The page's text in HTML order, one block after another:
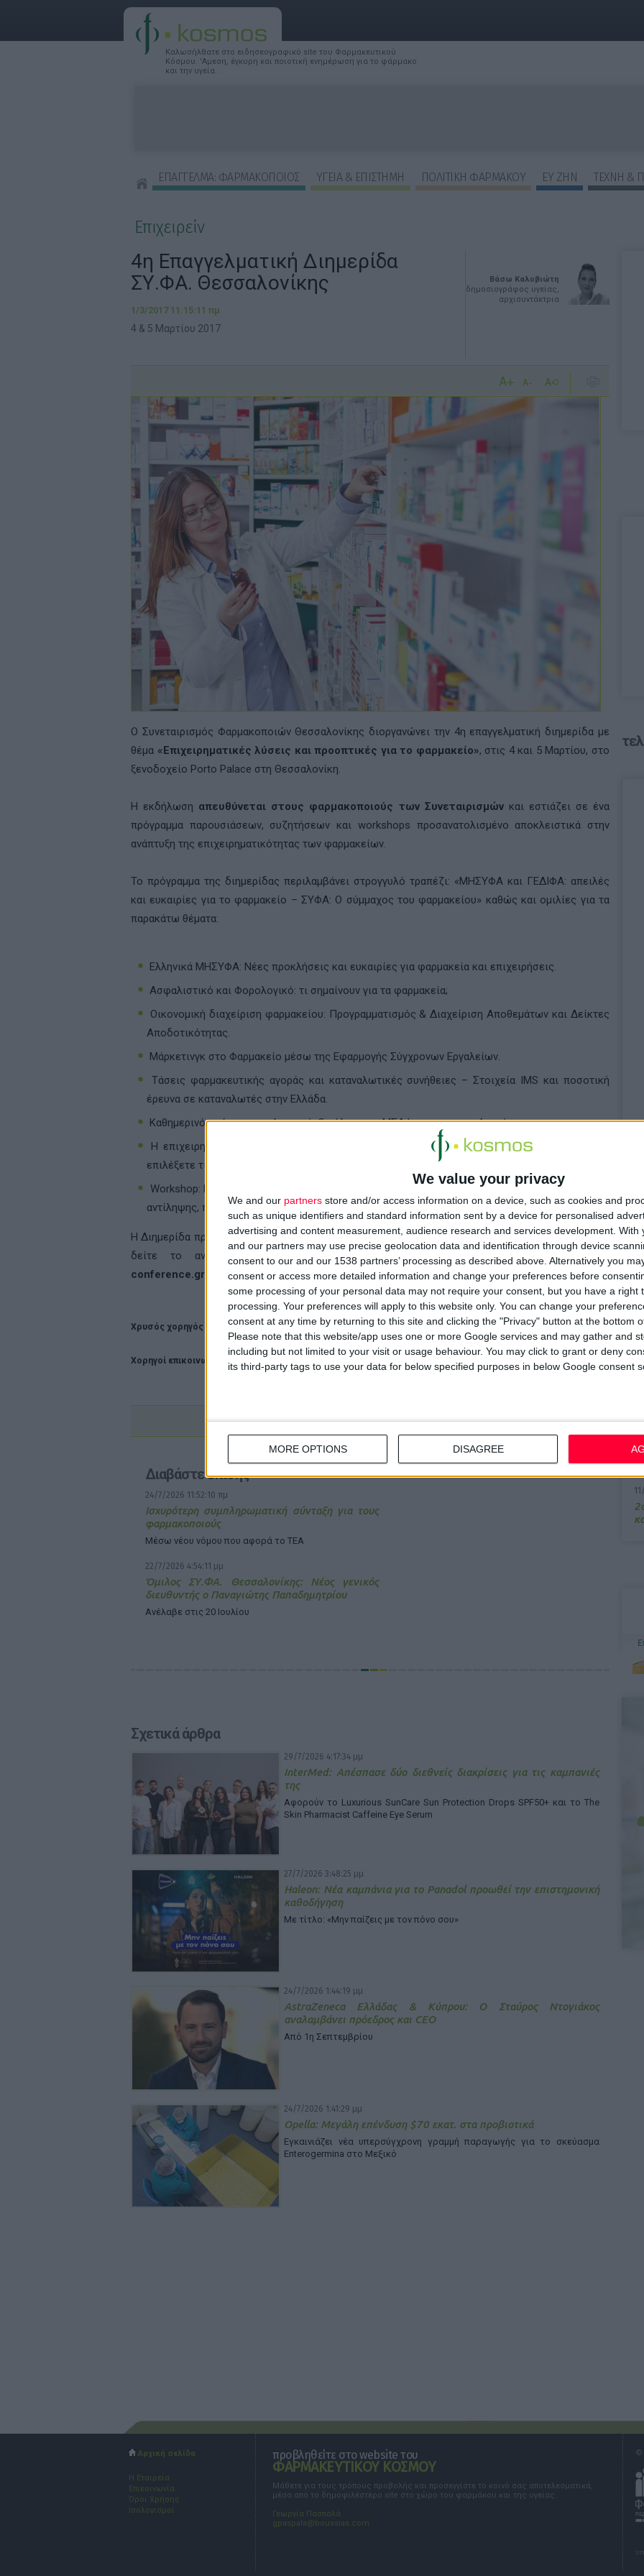
We value your privacy
We and our partners store and/or access information on a device, such as cookies and
such as unique identifiers and standard information sent by a device for personalised
advertising and content measurement, audience research and services development. With
and our partners may use precise geolocation data and identification through device
consent to our and our 1538 partners’ processing as described above. Alternatively you
consent or access more detailed information and change your preferences before
some processing of your personal data may not require your consent, but you have a right
processing. Your preferences will apply to this website only. You can change your
consent at any time by returning to this site and clicking the "Privacy" button at the bottom
Please note that this website/app uses one or more Google services and may gather and
including but not limited to your visit or usage behaviour. You may click to grant or deny
its third-party tags to use your data for below specified purposes in below Google consent
MORE OPTIONS DISAGREE
Καλωσήλθατε στο ειδησεογραφικό site του Φαρμακευτικού
Κόσμου. 'Αμεση, έγκυρη και ποιοτική ενημέρωση για το φάρμακο
και την υγεία.
ΕΠΑΓΓΕΛΜΑ: ΦΑΡΜΑΚΟΠΟΙΟΣ ΥΓΕΙΑ & ΕΠΙΣΤΗΜΗ ΠΟΛΙΤΙΚΗ ΦΑΡΜΑΚΟΥ ΕΥ ΖΗΝ
ΤΕΧΝΗ &
Επιχειρείν
Βάσω Καλυβιώτη
δημοσιογράφος υγείας,
αρχισυντάκτρια
4η Επαγγελματική Διημερίδα
ΣΥ.ΦΑ. Θεσσαλονίκης
1/3/2017 11:15:11 πμ
4 & 5 Μαρτίου 2017
Ο Συνεταιρισμός Φαρμακοποιών Θεσσαλονίκης διοργανώνει την 4η επαγγελματική διημερίδα με
θέμα «Επιχειρηματικές λύσεις και προοπτικές για το φαρμακείο», στις 4 και 5 Μαρτίου, στο
ξενοδοχείο Porto Palace στη Θεσσαλονίκη.
Η εκδήλωση απευθύνεται στους φαρμακοποιούς των Συνεταιρισμώνκαι εστιάζει σε ένα
πρόγραμμα παρουσιάσεων, συζητήσεων και workshops προσανατολισμένο αποκλειστικά στην
ανάπτυξη της επιχειρηματικότητας των φαρμακείων.
Το πρόγραμμα της διημερίδας περιλαμβάνει στρογγυλό τραπέζι: «ΜΗΣΥΦΑ και ΓΕΔΙΦΑ: απειλές
και ευκαιρίες για το φαρμακείο – ΣΥΦΑ: Ο σύμμαχος του φαρμακείου» καθώς και ομιλίες για τα
παρακάτω θέματα:
Ελληνικά ΜΗΣΥΦΑ: Νέες προκλήσεις και ευκαιρίες για φαρμακεία και επιχειρήσεις.
Ασφαλιστικό και Φορολογικό: τι σημαίνουν για τα φαρμακεία;
Οικονομική διαχείριση φαρμακείου: Προγραμματισμός & Διαχείριση Αποθεμάτων και Δείκτες
Αποδοτικότητας.
Μάρκετινγκ στο Φαρμακείο μέσω της Εφαρμογής Σύγχρονων Εργαλείων.
Τάσεις φαρμακευτικής αγοράς και καταναλωτικές συνήθειες – Στοιχεία IMS και ποσοτική
έρευνα σε καταναλωτές στην Ελλάδα.
Καθημερινός πόνος και φλεγμονή. Ο ρόλος των ΜΣΑΦ στην αντιμετώπισή τους.
Η επιχειρηματική δράση που δίνει προοπτική ανάπτυξης στο φαρμακείο. Τα μυστικά για να
επιλέξετε τις κατάλληλες σειρές συμπληρωμάτων διατροφής.
Workshop: Βιτρίνες και προβολές στους "πάγκους" ως μέσον επικοινωνίας, και όχι ως μέσον
αντίληψης, προς τους ασθενείς - πελάτες ενός Φαρμακείου.
Η Διημερίδα πραγματοποιείται υπό την αιγίδα του Φαρμακευτικού Συλλόγου Θεσσαλονίκης. Για να
δείτε το αναλυτικό πρόγραμμα της διημερίδας, επισκεφτείτε το
http://syfathess-
conference.gr/2017.
Χρυσός χορηγός Menarini Hellas
Χορηγοί επικοινωνίας Φαρμακευτικό Δελτίο, Φαρμακευτικός Κόσμος, PharmaTeam, Pharmacorner .
Διαβάστε επίσης
24/7/2026 11:52:10 πμ
Ισχυρότερη συμπληρωματική σύνταξη για τους
φαρμακοποιούς
Μέσω νέου νόμου που αφορά το ΤΕΑ
22/7/2026 4:54:11 μμ
Όμιλος ΣΥ.ΦΑ. Θεσσαλονίκης: Νέος γενικός
διευθυντής ο Παναγιώτης Παπαδημητρίου
Ανέλαβε στις 20 Ιουλίου
Σχετικά άρθρα
29/7/2026 4:17:34 μμ
InterMed: Απέσπασε δύο διεθνείς διακρίσεις για τις καμπανιές
της
Αφορούν το Luxurious SunCare Sun Protection Drops SPF50+ και το The
Skin Pharmacist Caffeine Eye Serum
27/7/2026 3:48:25 μμ
Haleon: Νέα καμπάνια για το Panadol προωθεί την επιστημονική
καθοδήγηση
Με τίτλο: «Μην παίζεις με τον πόνο σου»
24/7/2026 1:44:19 μμ
AstraZeneca Ελλάδας & Κύπρου: Ο Σταύρος Ντογιάκος
αναλαμβάνει πρόεδρος και CEO
Από 1η Σεπτεμβρίου
24/7/2026 1:41:29 μμ
Opella: Μεγάλη επένδυση $70 εκατ. στα προβιοτικά
Εγκαινιάζει νέα υπερσύγχρονη γραμμή παραγωγής για το σκεύασμα
Enterogermina στο Μεξικό
Αρχική σελίδα
Η Εταιρεία
Επικοινωνία
Όροι Χρήσης
Ισολογισμοί
προβληθείτε στο website του
ΦΑΡΜΑΚΕΥΤΙΚΟΥ ΚΟΣΜΟΥ
Μάθετε για τους τρόπους προβολής και προσεγγίστε το κοινό σας αποτελεσματικά,
μέσα από το δημοφιλέστερο site στο χώρο του φαρμάκου και της υγείας.
Γεωργία Πασπαλά
gpaspala@boussias.com
©